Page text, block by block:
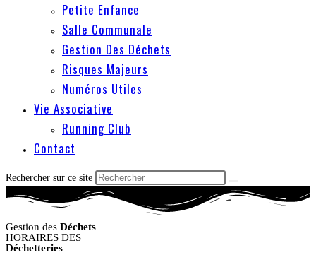
Petite Enfance
Salle Communale
Gestion Des Déchets
Risques Majeurs
Numéros Utiles
Vie Associative
Running Club
Contact
Rechercher sur ce site
Gestion des Déchets
HORAIRES DES
Déchetteries